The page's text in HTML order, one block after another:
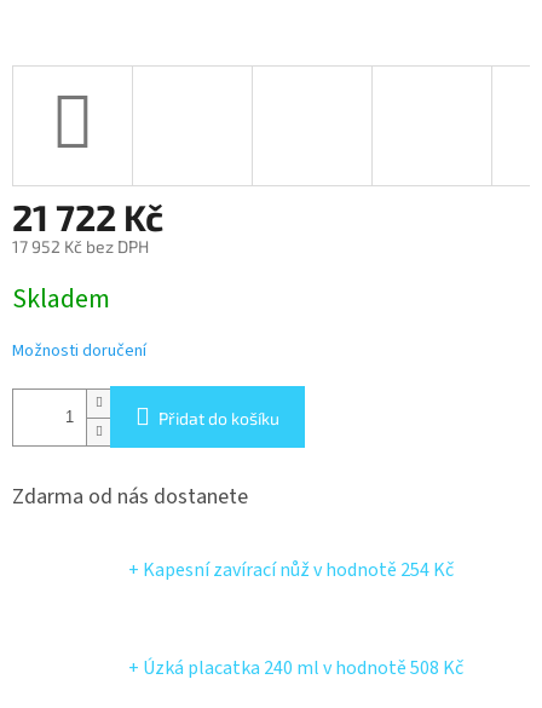
21 722 Kč
17 952 Kč bez DPH
cena:
Skladem
Možnosti doručení
Přidat do košíku
Zdarma od nás dostanete
+ Kapesní zavírací nůžv hodnotě 254 Kč
+ Úzká placatka 240 mlv hodnotě 508 Kč